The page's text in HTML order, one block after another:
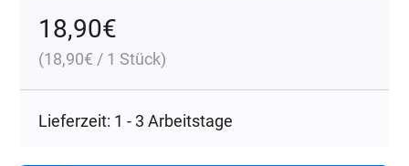
18,90€
(18,90€ / 1 Stück)
Lieferzeit: 1 - 3 Arbeitstage